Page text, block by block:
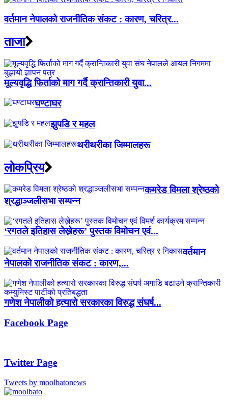
वर्तमान नेपालको राजनीतिक संकट : कारण, चरित्र...
ताजा
मूल्यवृद्धि फिर्ताको माग गर्दै क्रान्तिकारी युवा...
घण्टाघर
झुपडि र महल
थरीथरीका जिम्मालहरू
लाेकप्रिय
कमरेड विमला श्रेष्ठको
श्रद्धाञ्जलीसभा सम्पन्न
‘रगतले इतिहास लेख्नेहरू’ पुस्तक विमोचन एवं...
वर्तमान
नेपालको राजनीतिक संकट : कारण,...
गणेश नेपालीको हत्यारो सरकारका विरुद्ध संघर्ष...
Facebook Page
Twitter Page
Tweets by moolbatonews